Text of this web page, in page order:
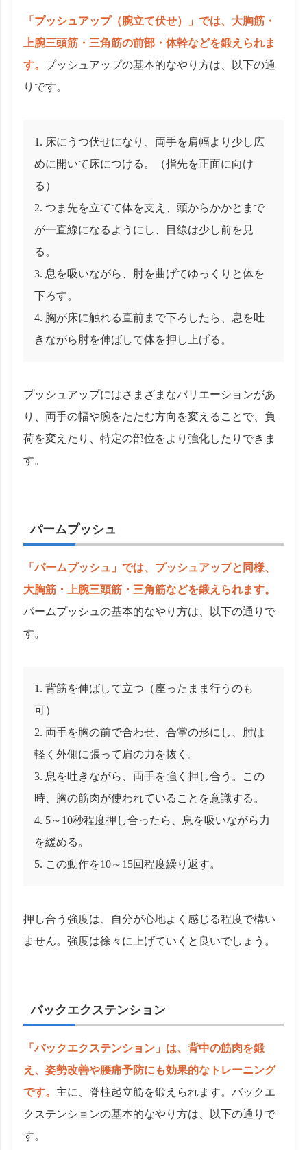
「プッシュアップ（腕立て伏せ）」では、大胸筋・
上腕三頭筋・三角筋の前部・体幹などを鍛えられま
す。 プッシュアップの基本的なやり方は、以下の通
りです。
床にうつ伏せになり、両手を肩幅より少し広
めに開いて床につける。（指先を正面に向け
る）
つま先を立てて体を支え、頭からかかとまで
が一直線になるようにし、目線は少し前を見
る。
息を吸いながら、肘を曲げてゆっくりと体を
下ろす。
胸が床に触れる直前まで下ろしたら、息を吐
きながら肘を伸ばして体を押し上げる。
プッシュアップにはさまざまなバリエーションがあ
り、両手の幅や腕をたたむ方向を変えることで、負
荷を変えたり、特定の部位をより強化したりできま
す。
パームプッシュ
「パームプッシュ」では、プッシュアップと同様、
大胸筋・上腕三頭筋・三角筋などを鍛えられます。
パームプッシュの基本的なやり方は、以下の通りで
す。
背筋を伸ばして立つ（座ったまま行うのも
可）
両手を胸の前で合わせ、合掌の形にし、肘は
軽く外側に張って肩の力を抜く。
息を吐きながら、両手を強く押し合う。この
時、胸の筋肉が使われていることを意識する。
5～10秒程度押し合ったら、息を吸いながら力
を緩める。
この動作を10～15回程度繰り返す。
押し合う強度は、自分が心地よく感じる程度で構い
ません。強度は徐々に上げていくと良いでしょう。
バックエクステンション
「バックエクステンション」は、背中の筋肉を鍛
え、姿勢改善や腰痛予防にも効果的なトレーニング
です。 主に、脊柱起立筋を鍛えられます。バックエ
クステンションの基本的なやり方は、以下の通りで
す。